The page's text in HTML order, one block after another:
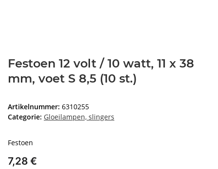
Festoen 12 volt / 10 watt, 11 x 38
mm, voet S 8,5 (10 st.)
Artikelnummer: 6310255
Categorie: Gloeilampen, slingers
Festoen
7,28 €